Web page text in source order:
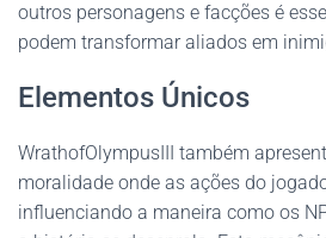
outros personagens e facções é
podem transformar aliados em
Elementos Únicos
WrathofOlympusIII também
moralidade onde as ações do
influenciando a maneira como os